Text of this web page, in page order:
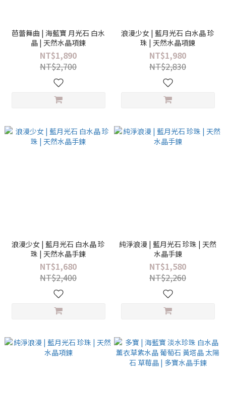
芭蕾舞曲 | 海藍寶 月光石 白水
晶 | 天然水晶項鍊
NT$1,890
NT$2,700
浪漫少女 | 藍月光石 白水晶 珍
珠 | 天然水晶項鍊
NT$1,980
NT$2,830
浪漫少女 | 藍月光石 白水晶 珍
珠 | 天然水晶手鍊
NT$1,680
NT$2,400
純淨浪漫 | 藍月光石 珍珠 | 天然
水晶手鍊
NT$1,580
NT$2,260